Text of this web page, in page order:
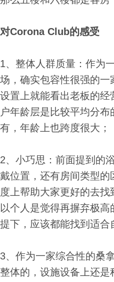
对Corona Club的感受
1、整体人群质量：作为
场，确实包容性很强的
设置上就能看出老板的
户年龄层是比较平均分
有，年龄上也跨度很大；
2、小巧思：前面提到的
戴位置，还有房间类型
度上帮助大家更好的去
以个人是觉得再摒弃极
提下，应该都能找到适合
3、作为一家综合性的桑
整体的，设施设备上还是